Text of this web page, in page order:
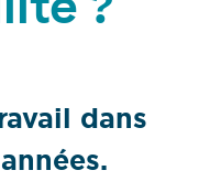
?
dans